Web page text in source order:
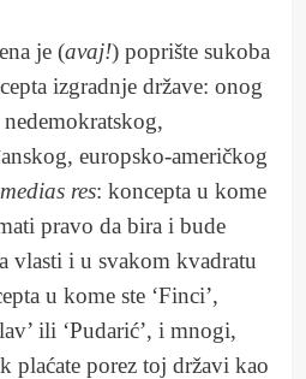
je (avaj!) poprište sukoba
izgradnje države: onog
europsko-američkog
res: koncepta u kome
pravo da bira i bude
vlasti i u svakom kvadratu
u kome ste ‘Finci’,
ili ‘Pudarić’, i mnogi,
plaćate porez toj državi kao